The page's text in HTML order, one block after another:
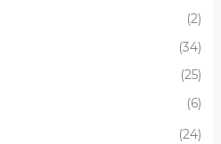
(2)
(34)
(25)
(6)
(24)